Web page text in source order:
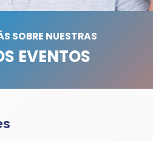
SOBRE NUESTRAS
EVENTOS